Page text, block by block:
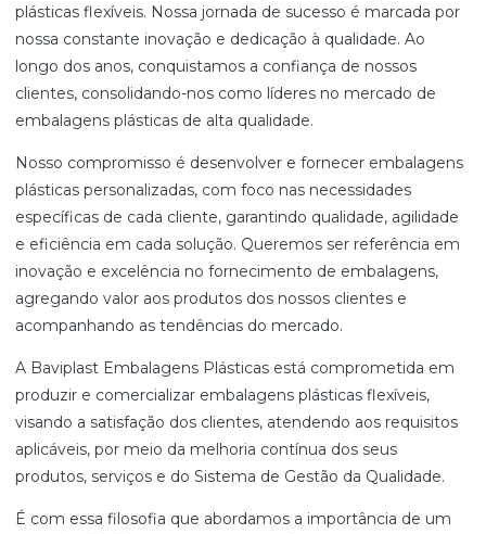
plásticas flexíveis. Nossa jornada de sucesso é marcada por
nossa constante inovação e dedicação à qualidade. Ao
longo dos anos, conquistamos a confiança de nossos
clientes, consolidando-nos como líderes no mercado de
embalagens plásticas de alta qualidade.
Nosso compromisso é desenvolver e fornecer embalagens
plásticas personalizadas, com foco nas necessidades
específicas de cada cliente, garantindo qualidade, agilidade
e eficiência em cada solução. Queremos ser referência em
inovação e excelência no fornecimento de embalagens,
agregando valor aos produtos dos nossos clientes e
acompanhando as tendências do mercado.
A Baviplast Embalagens Plásticas está comprometida em
produzir e comercializar embalagens plásticas flexíveis,
visando a satisfação dos clientes, atendendo aos requisitos
aplicáveis, por meio da melhoria contínua dos seus
produtos, serviços e do Sistema de Gestão da Qualidade.
É com essa filosofia que abordamos a importância de um